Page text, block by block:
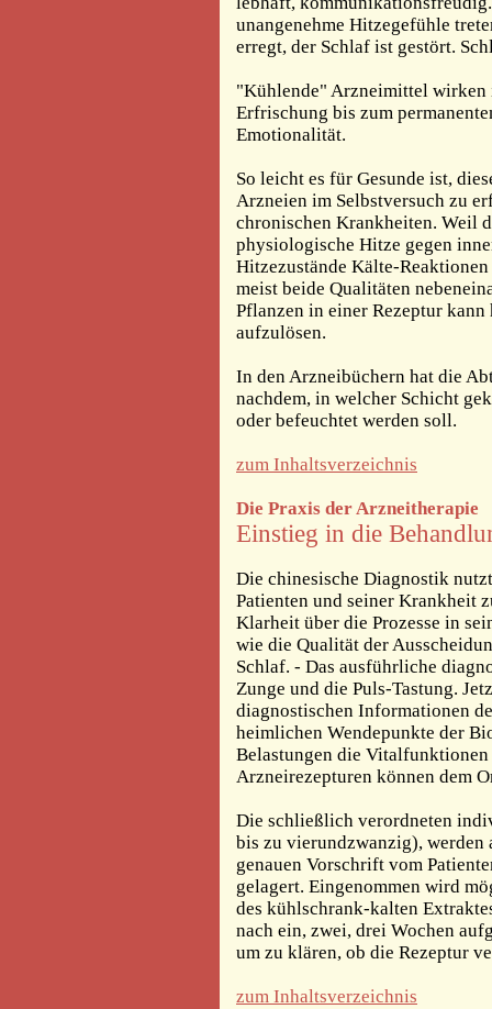
unangenehme Hitzegefühle
erregt, der Schlaf ist gestört.
"Kühlende" Arzneimittel wirken
Erfrischung bis zum
Emotionalität.
So leicht es für Gesunde ist,
Arzneien im Selbstversuch zu
chronischen Krankheiten. Weil
physiologische Hitze gegen
Hitzezustände Kälte-
meist beide Qualitäten
Pflanzen in einer Rezeptur
aufzulösen.
In den Arzneibüchern hat die
nachdem, in welcher Schicht
oder befeuchtet werden soll.
zum Inhaltsverzeichnis
Die Praxis der Arzneitherapie
Einstieg in die
Die chinesische Diagnostik
Patienten und seiner Krankheit
Klarheit über die Prozesse in
wie die Qualität der
Schlaf. - Das ausführliche
Zunge und die Puls-Tastung.
diagnostischen Informationen
heimlichen Wendepunkte der
Belastungen die
Arzneirezepturen können dem
Die schließlich verordneten
bis zu vierundzwanzig), werden
genauen Vorschrift vom
gelagert. Eingenommen wird
des kühlschrank-kalten
nach ein, zwei, drei Wochen
um zu klären, ob die Rezeptur
zum Inhaltsverzeichnis